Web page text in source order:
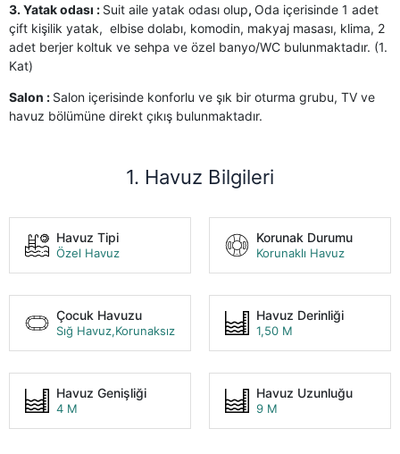
3. Yatak odası : Suit aile yatak odası olup, Oda içerisinde 1 adet
çift kişilik yatak, elbise dolabı, komodin, makyaj masası, klima, 2
adet berjer koltuk ve sehpa ve özel banyo/WC bulunmaktadır. (1.
Kat)
Salon : Salon içerisinde konforlu ve şık bir oturma grubu, TV ve
havuz bölümüne direkt çıkış bulunmaktadır.
1. Havuz Bilgileri
Havuz Tipi
Özel Havuz
Korunak Durumu
Korunaklı Havuz
Çocuk Havuzu
Sığ Havuz,Korunaksız
Havuz Derinliği
1,50 M
Havuz Genişliği
4 M
Havuz Uzunluğu
9 M